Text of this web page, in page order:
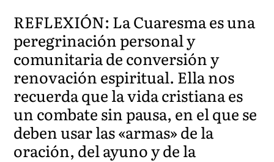
REFLEXIÓN: La Cuaresma es una
peregrinación personal y
comunitaria de conversión y
renovación espiritual. Ella nos
recuerda que la vida cristiana es
un combate sin pausa, en el que se
deben usar las «armas» de la
oración, del ayuno y de la